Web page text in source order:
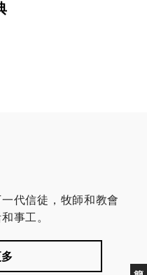
代信徒，牧師和教會
事工。